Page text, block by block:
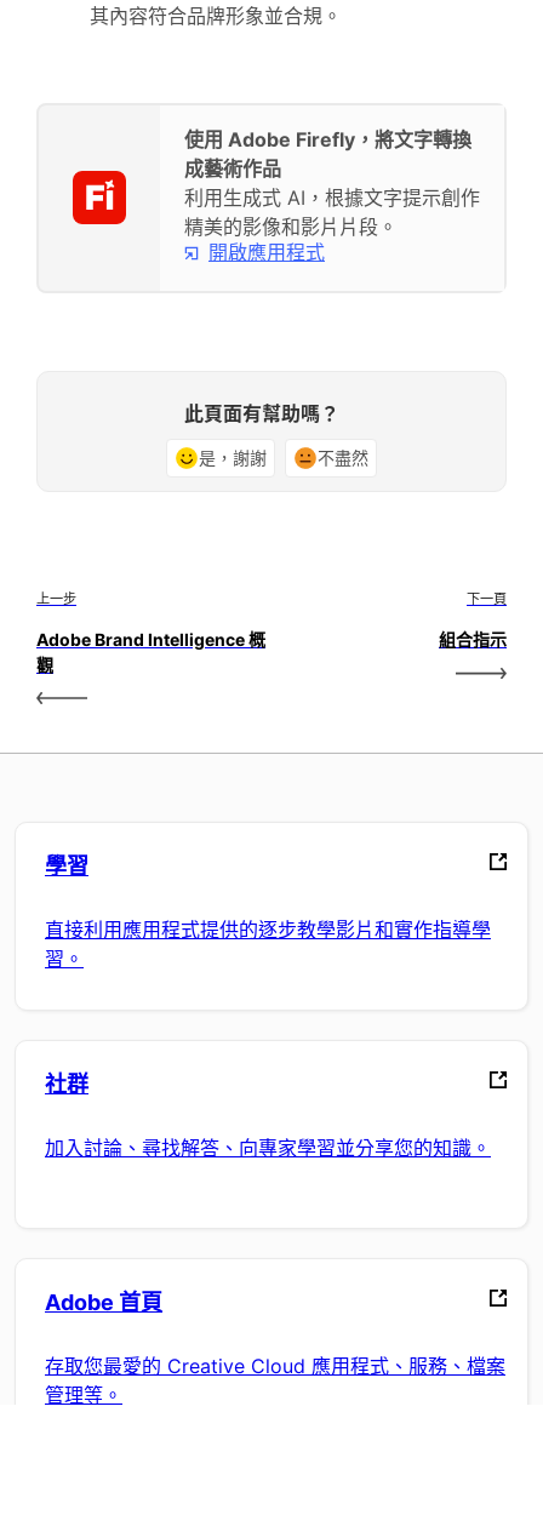
其內容符合品牌形象並合規。
使用 Adobe Firefly，將文字轉換
成藝術作品
利用生成式 AI，根據文字提示創作
精美的影像和影片片段。
開啟應用程式
此頁面有幫助嗎？
是，謝謝 不盡然
上一步
Adobe Brand Intelligence 概
觀
下一頁
組合指示
學習
直接利用應用程式提供的逐步教學影片和實作指導學
習。
社群
加入討論、尋找解答、向專家學習並分享您的知識。
Adobe 首頁
存取您最愛的 Creative Cloud 應用程式、服務、檔案
管理等。